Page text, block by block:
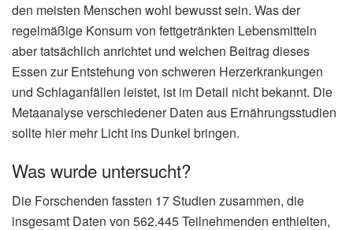
den meisten Menschen wohl bewusst sein. Was der
regelmäßige Konsum von fettgetränkten Lebensmitteln
aber tatsächlich anrichtet und welchen Beitrag dieses
Essen zur Entstehung von schweren Herzerkrankungen
und Schlaganfällen leistet, ist im Detail nicht bekannt. Die
Metaanalyse verschiedener Daten aus Ernährungsstudien
sollte hier mehr Licht ins Dunkel bringen.
Was wurde untersucht?
Die Forschenden fassten 17 Studien zusammen, die
insgesamt Daten von 562.445 Teilnehmenden enthielten,